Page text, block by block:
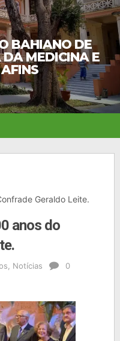
BAHIANO DE
MEDICINA E
Geraldo Leite.
anos do
Notícias
0